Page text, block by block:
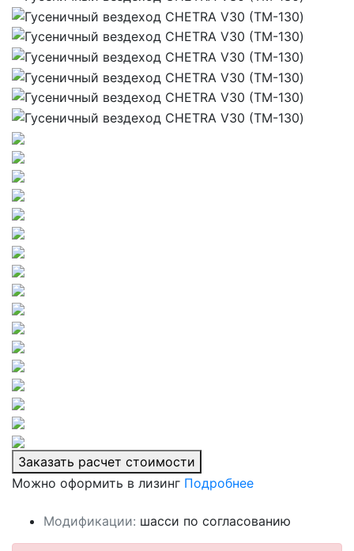
Заказать расчет стоимости
Можно оформить в лизинг Подробнее
Модификации: шасси по согласованию